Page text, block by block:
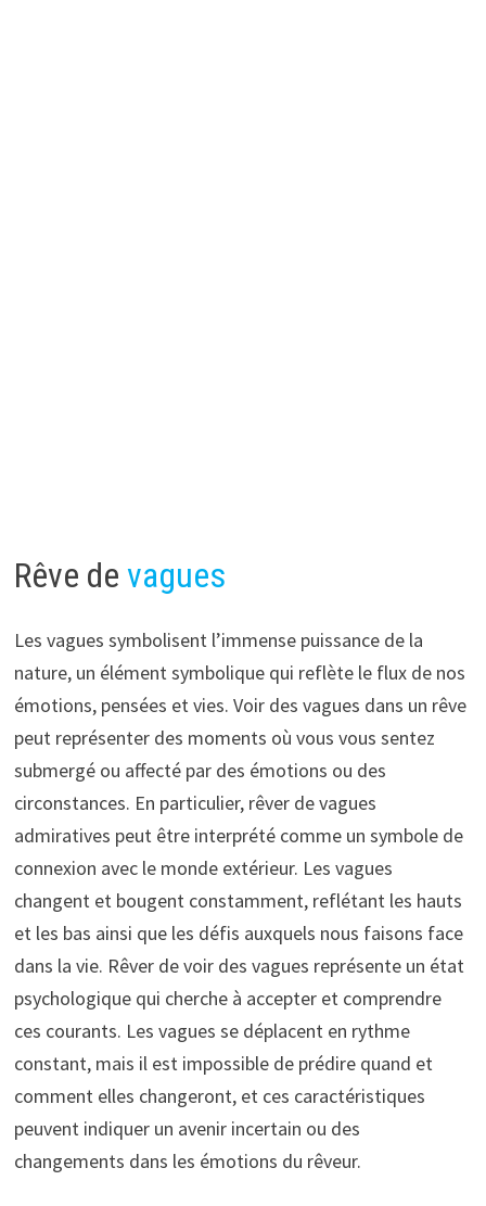
Rêve de vagues
Les vagues symbolisent l’immense puissance de la
nature, un élément symbolique qui reflète le flux de nos
émotions, pensées et vies. Voir des vagues dans un rêve
peut représenter des moments où vous vous sentez
submergé ou affecté par des émotions ou des
circonstances. En particulier, rêver de vagues
admiratives peut être interprété comme un symbole de
connexion avec le monde extérieur. Les vagues
changent et bougent constamment, reflétant les hauts
et les bas ainsi que les défis auxquels nous faisons face
dans la vie. Rêver de voir des vagues représente un état
psychologique qui cherche à accepter et comprendre
ces courants. Les vagues se déplacent en rythme
constant, mais il est impossible de prédire quand et
comment elles changeront, et ces caractéristiques
peuvent indiquer un avenir incertain ou des
changements dans les émotions du rêveur.